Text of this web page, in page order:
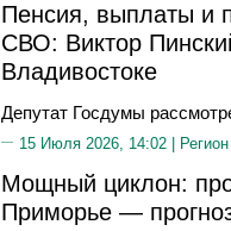
Пенсия, выплаты и
СВО: Виктор
Владивостоке
Депутат Госдумы
15 Июля 2026, 14:02 |
Мощный циклон:
Приморье —